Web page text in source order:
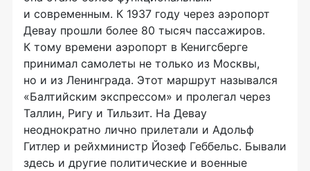
и современным. К 1937 году через аэропорт
Девау прошли более 80 тысяч пассажиров.
К тому времени аэропорт в Кенигсберге
принимал самолеты не только из Москвы,
но и из Ленинграда. Этот маршрут назывался
«Балтийским экспрессом» и пролегал через
Таллин, Ригу и Тильзит. На Девау
неоднократно лично прилетали и Адольф
Гитлер и рейхминистр Йозеф Геббельс. Бывали
здесь и другие политические и военные